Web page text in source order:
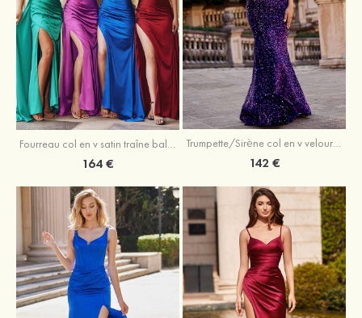
Fourreau col en v satin traîne balayage robe de bal
164 €
Trumpette/Sirène col en v velours paillettes traîne balayage robe de bal
142 €